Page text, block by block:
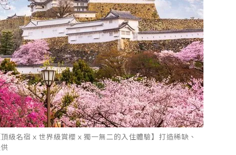
級名宿ｘ世界級賞櫻ｘ獨一無二的入住體驗】打造稀缺、